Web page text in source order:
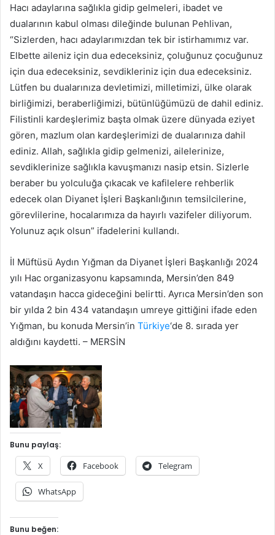
Hacı adaylarına sağlıkla gidip gelmeleri, ibadet ve
dualarının kabul olması dileğinde bulunan Pehlivan,
“Sizlerden, hacı adaylarımızdan tek bir istirhamımız var.
Elbette aileniz için dua edeceksiniz, çoluğunuz çocuğunuz
için dua edeceksiniz, sevdikleriniz için dua edeceksiniz.
Lütfen bu dualarınıza devletimizi, milletimizi, ülke olarak
birliğimizi, beraberliğimizi, bütünlüğümüzü de dahil ediniz.
Filistinli kardeşlerimiz başta olmak üzere dünyada eziyet
gören, mazlum olan kardeşlerimizi de dualarınıza dahil
ediniz. Allah, sağlıkla gidip gelmenizi, ailelerinize,
sevdiklerinize sağlıkla kavuşmanızı nasip etsin. Sizlerle
beraber bu yolculuğa çıkacak ve kafilelere rehberlik
edecek olan Diyanet İşleri Başkanlığının temsilcilerine,
görevlilerine, hocalarımıza da hayırlı vazifeler diliyorum.
Yolunuz açık olsun” ifadelerini kullandı.
İl Müftüsü Aydın Yığman da Diyanet İşleri Başkanlığı 2024
yılı Hac organizasyonu kapsamında, Mersin’den 849
vatandaşın hacca gideceğini belirtti. Ayrıca Mersin’den son
bir yılda 2 bin 434 vatandaşın umreye gittiğini ifade eden
Yığman, bu konuda Mersin’in Türkiye‘de 8. sırada yer
aldığını kaydetti. – MERSİN
Bunu paylaş:
X Facebook Telegram
WhatsApp
Bunu beğen: